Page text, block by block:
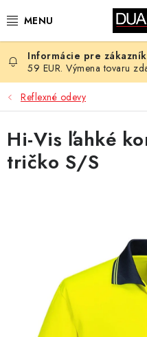
na
NOVÉ
PRACOVNÉ ODEVY
OBUV
HOTEL A SLUŽBY
59 EUR. Výmena tovaru
Reflexné odevy
Hi-Vis ľahké
tričko S/S